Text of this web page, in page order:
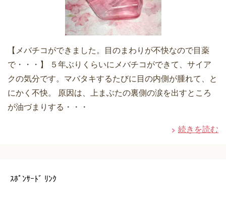
【メバチコができました。目のまわりが不快なので目薬
で・・・】 ５年ぶりくらいにメバチコができて、サイア
クの気分です。マバタキするたびに目の内側が腫れて、と
にかく不快。 原因は、上まぶたの裏側の涙を出すところ
が油づまりする・・・
続きを読む
ｽﾎﾟﾝｻｰﾄﾞ ﾘﾝｸ